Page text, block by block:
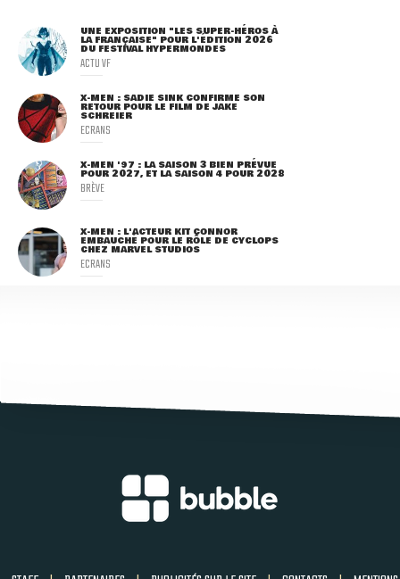
UNE EXPOSITION "LES SUPER-HÉROS À
LA FRANÇAISE" POUR L'ÉDITION 2026
DU FESTIVAL HYPERMONDES
ACTU VF
X-MEN : SADIE SINK CONFIRME SON
RETOUR POUR LE FILM DE JAKE
SCHREIER
ECRANS
X-MEN '97 : LA SAISON 3 BIEN PRÉVUE
POUR 2027, ET LA SAISON 4 POUR 2028
BRÈVE
X-MEN : L'ACTEUR KIT CONNOR
EMBAUCHÉ POUR LE RÔLE DE CYCLOPS
CHEZ MARVEL STUDIOS
ECRANS